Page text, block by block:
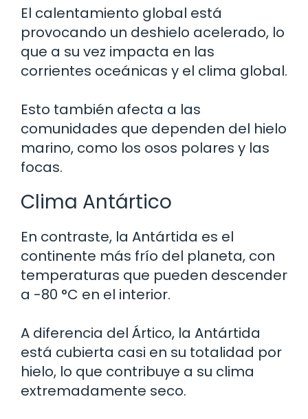
El calentamiento global está
provocando un deshielo acelerado, lo
que a su vez impacta en las
corrientes oceánicas y el clima global.
Esto también afecta a las
comunidades que dependen del hielo
marino, como los osos polares y las
focas.
Clima Antártico
En contraste, la Antártida es el
continente más frío del planeta, con
temperaturas que pueden descender
a -80 °C en el interior.
A diferencia del Ártico, la Antártida
está cubierta casi en su totalidad por
hielo, lo que contribuye a su clima
extremadamente seco.